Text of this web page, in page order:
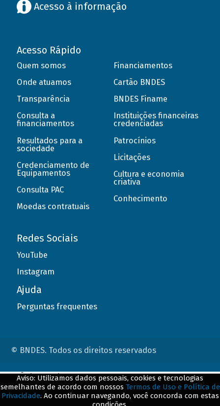
Acesso à informação
Acesso Rápido
Quem somos
Onde atuamos
Transparência
Consulta a
financiamentos
Resultados para a
sociedade
Credenciamento de
Equipamentos
Consulta PAC
Moedas contratuais
Financiamentos
Cartão BNDES
BNDES Finame
Instituições financeiras
credenciadas
Patrocínios
Licitações
Cultura e economia
criativa
Conhecimento
Redes Sociais
YouTube
Instagram
Ajuda
Perguntas frequentes
© BNDES. Todos os direitos reservados
Aviso: Utilizamos dados pessoais, cookies e tecnologias
semelhantes de acordo com nossos Termos de Uso e Política de
Privacidade. Ao continuar navegando, você concorda com estas
ConteÃºdo complementar
${title}${badge}